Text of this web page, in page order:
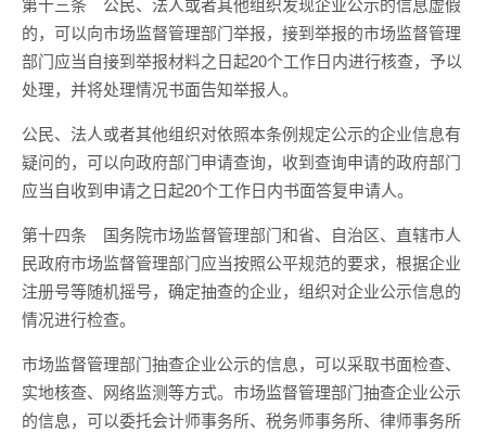
的，可以向市场监督管理部门举报，接到举报的市场监督管理
部门应当自接到举报材料之日起20个工作日内进行核查，予以
处理，并将处理情况书面告知举报人。
公民、法人或者其他组织对依照本条例规定公示的企业信息有
疑问的，可以向政府部门申请查询，收到查询申请的政府部门
应当自收到申请之日起20个工作日内书面答复申请人。
第十四条 国务院市场监督管理部门和省、自治区、直辖市人
民政府市场监督管理部门应当按照公平规范的要求，根据企业
注册号等随机摇号，确定抽查的企业，组织对企业公示信息的
情况进行检查。
市场监督管理部门抽查企业公示的信息，可以采取书面检查、
实地核查、网络监测等方式。市场监督管理部门抽查企业公示
的信息，可以委托会计师事务所、税务师事务所、律师事务所